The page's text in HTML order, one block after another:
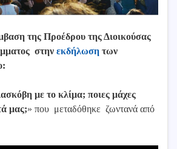
της Προέδρου της Διοικούσας
στην εκδήλωση των
με το κλίμα; ποιες μάχες
μας;» που μεταδόθηκε ζωντανά από